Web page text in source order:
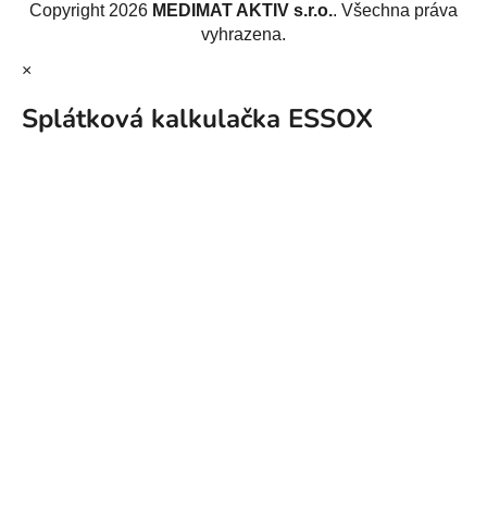
Copyright 2026 MEDIMAT AKTIV s.r.o.. Všechna práva
vyhrazena.
×
Splátková kalkulačka ESSOX